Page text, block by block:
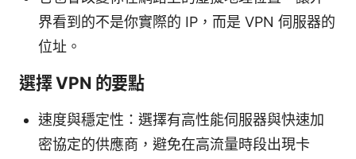
界看到的不是你實際的 IP，而是 VPN 伺服器的
位址。
選擇 VPN 的要點
速度與穩定性：選擇有高性能伺服器與快速加
密協定的供應商，避免在高流量時段出現卡